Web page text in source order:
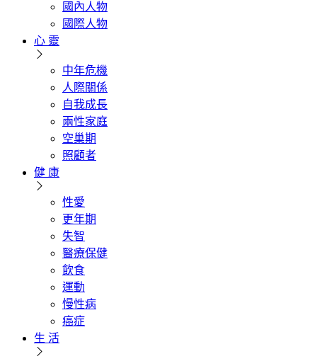
國內人物
國際人物
心 靈
中年危機
人際關係
自我成長
兩性家庭
空巢期
照顧者
健 康
性愛
更年期
失智
醫療保健
飲食
運動
慢性病
癌症
生 活